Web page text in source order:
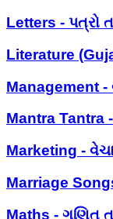
Letters - પત્રો
Literature
Management
Mantra Tantra
Marketing -
Marriage
Maths - ગણિત